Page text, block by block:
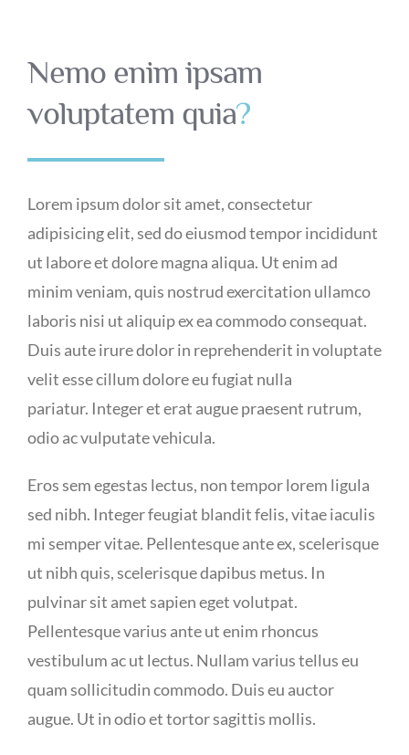
Nemo enim ipsam
voluptatem quia?
Lorem ipsum dolor sit amet, consectetur
adipisicing elit, sed do eiusmod tempor incididunt
ut labore et dolore magna aliqua. Ut enim ad
minim veniam, quis nostrud exercitation ullamco
laboris nisi ut aliquip ex ea commodo consequat.
Duis aute irure dolor in reprehenderit in voluptate
velit esse cillum dolore eu fugiat nulla
pariatur. Integer et erat augue praesent rutrum,
odio ac vulputate vehicula.
Eros sem egestas lectus, non tempor lorem ligula
sed nibh. Integer feugiat blandit felis, vitae iaculis
mi semper vitae. Pellentesque ante ex, scelerisque
ut nibh quis, scelerisque dapibus metus. In
pulvinar sit amet sapien eget volutpat.
Pellentesque varius ante ut enim rhoncus
vestibulum ac ut lectus. Nullam varius tellus eu
quam sollicitudin commodo. Duis eu auctor
augue. Ut in odio et tortor sagittis mollis.